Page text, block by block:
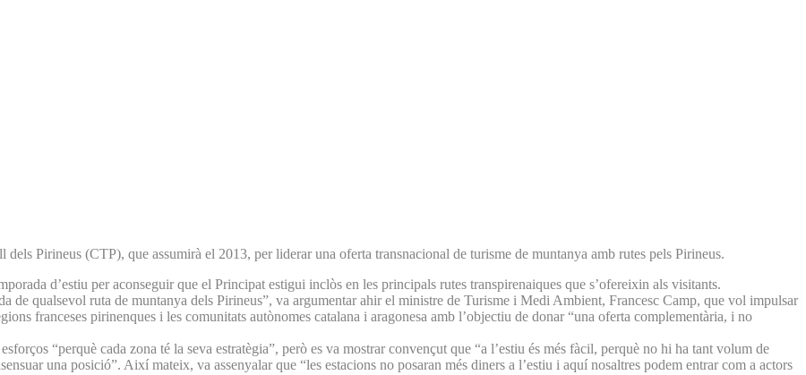
Pirineus (CTP), que assumirà el 2013, per liderar una oferta transnacional de turisme de muntanya amb rutes pels Pirineus.
d’estiu per aconseguir que el Principat estigui inclòs en les principals rutes transpirenaiques que s’ofereixin als visitants.
de qualsevol ruta de muntanya dels Pirineus”, va argumentar ahir el ministre de Turisme i Medi Ambient, Francesc Camp, que vol impulsar
franceses pirinenques i les comunitats autònomes catalana i aragonesa amb l’objectiu de donar “una oferta complementària, i no
“perquè cada zona té la seva estratègia”, però es va mostrar convençut que “a l’estiu és més fàcil, perquè no hi ha tant volum de
una posició”. Així mateix, va assenyalar que “les estacions no posaran més diners a l’estiu i aquí nosaltres podem entrar com a actors